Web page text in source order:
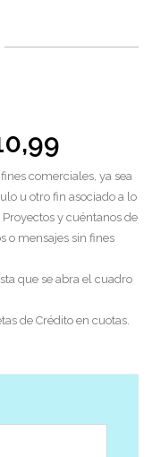
comerciales, ya sea
u otro fin asociado a lo
y cuéntanos de
o mensajes sin fines
que se abra el cuadro
de Crédito en cuotas.